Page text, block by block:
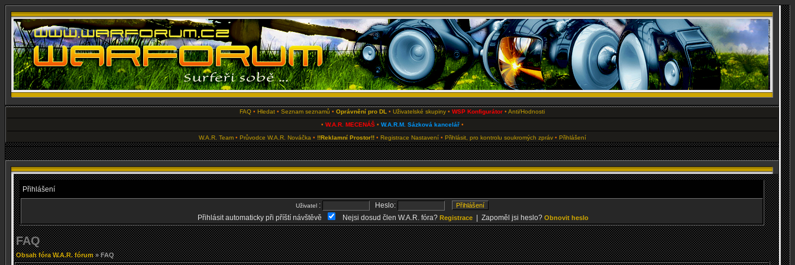
FAQ • Hledat • Seznam seznamů • Oprávnění pro DL • Uživatelské skupiny • WSP Konfigurátor • Anti/Hodnosti
• W.A.R. MECENÁŠ • W.A.R.M. Sázková kancelář •
W.A.R. Team• Průvodce W.A.R. Nováčka • !!Reklamní Prostor!!• Registrace Nastavení• Přihlásit, pro kontrolu soukromých zpráv• Přihlášení
Přihlášení
Uživatel :
Heslo:
Přihlásit automaticky při příští návštěvě
Nejsi dosud člen W.A.R. fóra? Registrace| Zapoměl jsi heslo? Obnovit heslo
FAQ
Obsah fóra W.A.R. fórum» FAQ